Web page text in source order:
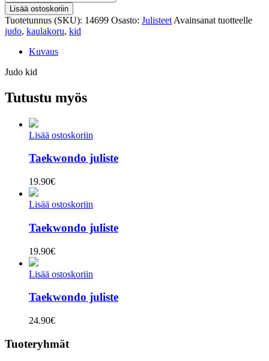
kid
kaulakoru
määrä
Lisää ostoskoriin
Tuotetunnus (SKU): 14699 Osasto: Julisteet Avainsanat tuotteelle
judo, kaulakoru, kid
Kuvaus
Judo kid
Tutustu myös
Lisää ostoskoriin
Taekwondo juliste
19.90€
Lisää ostoskoriin
Taekwondo juliste
19.90€
Lisää ostoskoriin
Taekwondo juliste
24.90€
Tuoteryhmät